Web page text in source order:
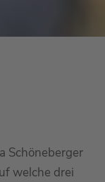
Schöneberger
welche drei